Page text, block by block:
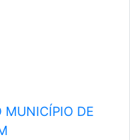
MUNICÍPIO DE